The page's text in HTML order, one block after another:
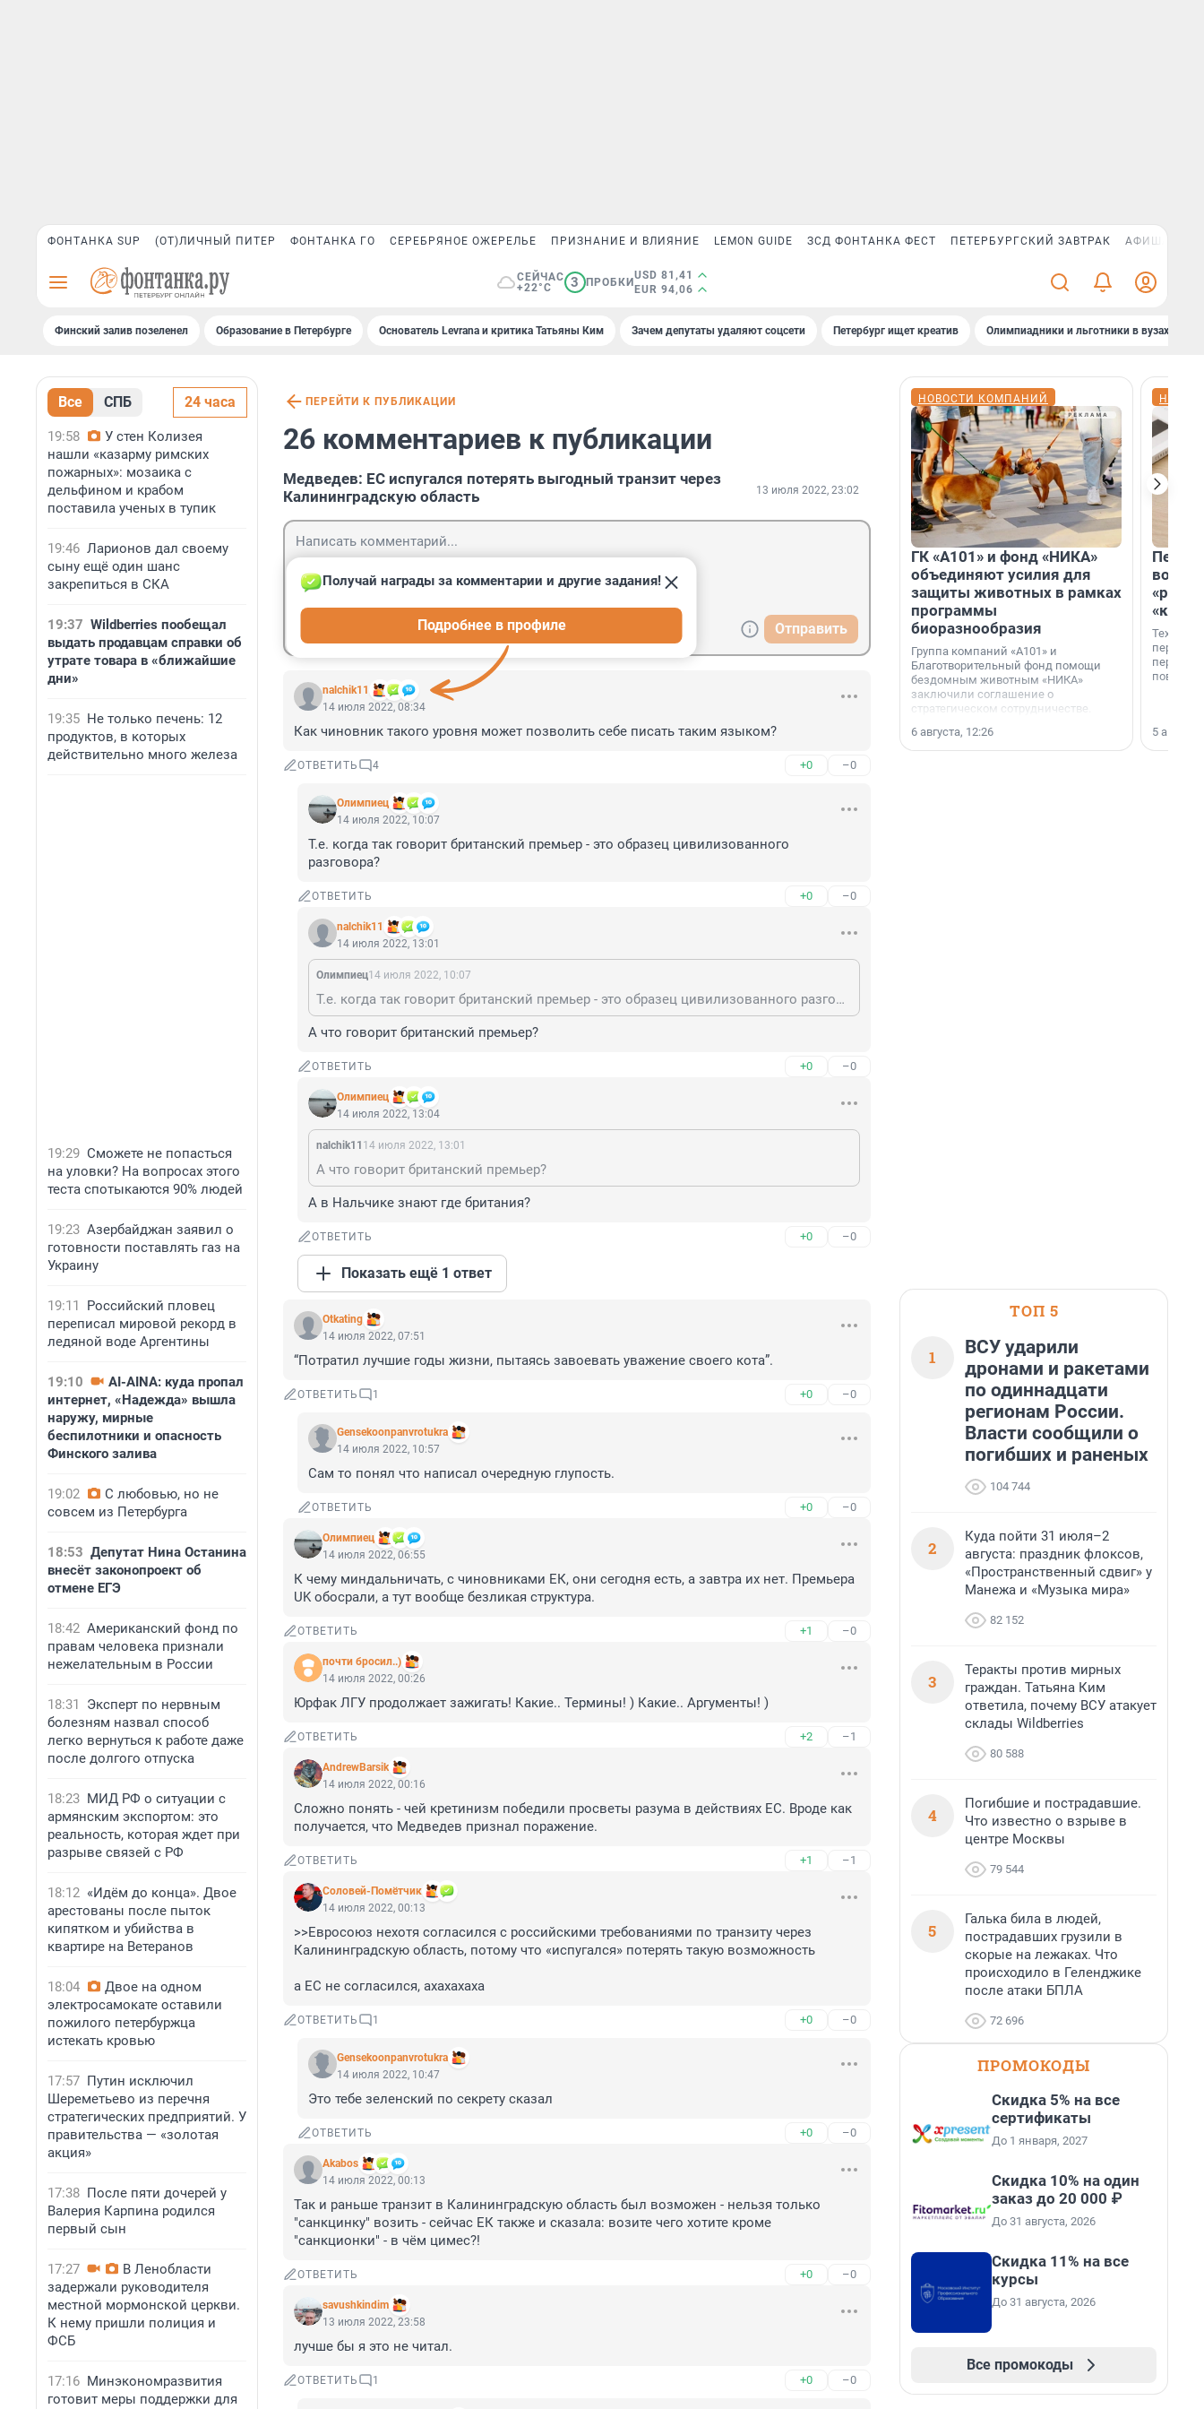
ФОНТАНКА SUP (ОТ)ЛИЧНЫЙ ПИТЕР ФОНТАНКА ГО СЕРЕБРЯНОЕ ОЖЕРЕЛЬЕ ПРИЗНАНИЕ И ВЛИЯНИЕ LEMON GUIDE ЗСД ФОНТАНКА ФЕСТ ПЕТЕРБУРГСКИЙ ЗАВТРАК АФИША PLUS
СЕЙЧАС
+22°C
3 ПРОБКИ
USD 81,41
EUR 94,06
Финский залив позеленел Образование в Петербурге Основатель Levrana и критика Татьяны Ким Зачем депутаты удаляют соцсети Петербург ищет креатив Олимпиадники и льготники в вузах СПб
Все СПБ 24 часа
19:58
У стен Колизея
нашли «казарму римских
пожарных»: мозаика с
дельфином и крабом
поставила ученых в тупик
19:46 Ларионов дал своему
сыну ещё один шанс
закрепиться в СКА
19:37 Wildberries пообещал
выдать продавцам справки об
утрате товара в «ближайшие
дни»
19:35 Не только печень: 12
продуктов, в которых
действительно много железа
19:29 Сможете не попасться
на уловки? На вопросах этого
теста спотыкаются 90% людей
19:23 Азербайджан заявил о
готовности поставлять газ на
Украину
19:11
Российский пловец
переписал мировой рекорд в
ледяной воде Аргентины
19:10
AI-AINA: куда пропал
интернет, «Надежда» вышла
наружу, мирные
беспилотники и опасность
Финского залива
19:02
С любовью, но не
совсем из Петербурга
18:53 Депутат Нина Останина
внесёт законопроект об
отмене ЕГЭ
18:42 Американский фонд по
правам человека признали
нежелательным в России
18:31
Эксперт по нервным
болезням назвал способ
легко вернуться к работе даже
после долгого отпуска
18:23 МИД РФ о ситуации с
армянским экспортом: это
реальность, которая ждет при
разрыве связей с РФ
18:12 «Идём до конца». Двое
арестованы после пыток
кипятком и убийства в
квартире на Ветеранов
18:04
Двое на одном
электросамокате оставили
пожилого петербуржца
истекать кровью
17:57 Путин исключил
Шереметьево из перечня
стратегических предприятий. У
правительства — «золотая
акция»
17:38 После пяти дочерей у
Валерия Карпина родился
первый сын
17:27
В Ленобласти
задержали руководителя
местной мормонской церкви.
К нему пришли полиция и
ФСБ
17:16 Минэкономразвития
готовит меры поддержки для
ПЕРЕЙТИ К ПУБЛИКАЦИИ
26 комментариев к публикации
Медведев: ЕС испугался потерять выгодный транзит через
Калининградскую область
13 июля 2022, 23:02
Отправить
nalchik11
Получай награды за комментарии и другие задания!
Подробнее в профиле
14 июля 2022, 08:34
Как чиновник такого уровня может позволить себе писать таким языком?
ОТВЕТИТЬ 4 +0 –0
Олимпиец
14 июля 2022, 10:07
Т.е. когда так говорит британский премьер - это образец цивилизованного
разговора?
ОТВЕТИТЬ +0 –0
nalchik11
14 июля 2022, 13:01
Олимпиец14 июля 2022, 10:07
Т.е. когда так говорит британский премьер - это образец цивилизованного разговора?
А что говорит британский премьер?
ОТВЕТИТЬ +0 –0
Олимпиец
14 июля 2022, 13:04
nalchik11 14 июля 2022, 13:01
А что говорит британский премьер?
А в Нальчике знают где британия?
ОТВЕТИТЬ +0 –0
Показать ещё 1 ответ
Otkating
14 июля 2022, 07:51
“Потратил лучшие годы жизни, пытаясь завоевать уважение своего кота”.
ОТВЕТИТЬ 1 +0 –0
Gensekoonpanvrotukra
14 июля 2022, 10:57
Сам то понял что написал очередную глупость.
ОТВЕТИТЬ +0 –0
Олимпиец
14 июля 2022, 06:55
К чему миндальничать, с чиновниками ЕК, они сегодня есть, а завтра их нет. Премьера
UK обосрали, а тут вообще безликая структура.
ОТВЕТИТЬ +1 –0
почти бросил..)
14 июля 2022, 00:26
Юрфак ЛГУ продолжает зажигать! Какие.. Термины! ) Какие.. Аргументы! )
ОТВЕТИТЬ +2 –1
AndrewBarsik
14 июля 2022, 00:16
Сложно понять - чей кретинизм победили просветы разума в действиях ЕС. Вроде как
получается, что Медведев признал поражение.
ОТВЕТИТЬ +1 –1
Соловей-Помётчик
14 июля 2022, 00:13
>>Евросоюз нехотя согласился с российскими требованиями по транзиту через
Калининградскую область, потому что «испугался» потерять такую возможность
а ЕС не согласился, ахахахаха
ОТВЕТИТЬ 1 +0 –0
Gensekoonpanvrotukra
14 июля 2022, 10:47
Это тебе зеленский по секрету сказал
ОТВЕТИТЬ +0 –0
Akabos
14 июля 2022, 00:13
Так и раньше транзит в Калининградскую область был возможен - нельзя только
"санкцинку" возить - сейчас ЕК также и сказала: возите чего хотите кроме
"санкционки" - в чём цимес?!
ОТВЕТИТЬ +0 –0
savushkindim
13 июля 2022, 23:58
лучше бы я это не читал.
ОТВЕТИТЬ 1 +0 –0
НОВОСТИ КОМПАНИЙ
ГК «А101» и фонд «НИКА»
объединяют усилия для
защиты животных в рамках
программы
биоразнообразия
Группа компаний «А101» и
Благотворительный фонд помощи
бездомным животным «НИКА»
заключили соглашение о
стратегическом сотрудничестве.
6 августа, 12:26
5
ТОП 5
1
ВСУ ударили
дронами и ракетами
по одиннадцати
регионам России.
Власти сообщили о
погибших и раненых
104 744
2
Куда пойти 31 июля–2
августа: праздник флоксов,
«Пространственный сдвиг» у
Манежа и «Музыка мира»
82 152
3
Теракты против мирных
граждан. Татьяна Ким
ответила, почему ВСУ атакует
склады Wildberries
80 588
4
Погибшие и пострадавшие.
Что известно о взрыве в
центре Москвы
79 544
5
Галька била в людей,
пострадавших грузили в
скорые на лежаках. Что
происходило в Геленджике
после атаки БПЛА
72 696
ПРОМОКОДЫ
Скидка 5% на все
сертификаты
До 1 января, 2027
Скидка 10% на один
заказ до 20 000 ₽
До 31 августа, 2026
Скидка 11% на все
курсы
До 31 августа, 2026
Все промокоды